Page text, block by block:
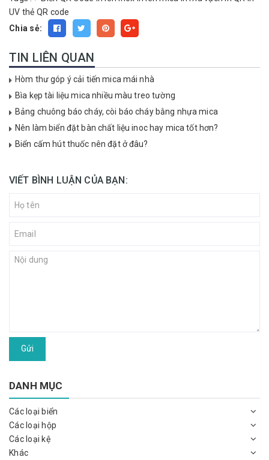
UV thẻ QR code
Chia sẻ:
TIN LIÊN QUAN
Hòm thư góp ý cải tiến mica mái nhà
Bìa kẹp tài liệu mica nhiều màu treo tường
Bảng chuông báo cháy, còi báo cháy bằng nhựa mica
Nên làm biển đặt bàn chất liệu inoc hay mica tốt hơn?
Biển cấm hút thuốc nên đặt ở đâu?
VIẾT BÌNH LUẬN CỦA BẠN:
Gửi
DANH MỤC
Các loại biển
Các loại hộp
Các loại kệ
Khác